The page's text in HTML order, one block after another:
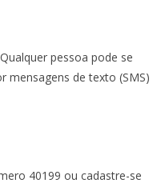
pessoa pode se
mensagens de texto (SMS)
40199 ou cadastre-se